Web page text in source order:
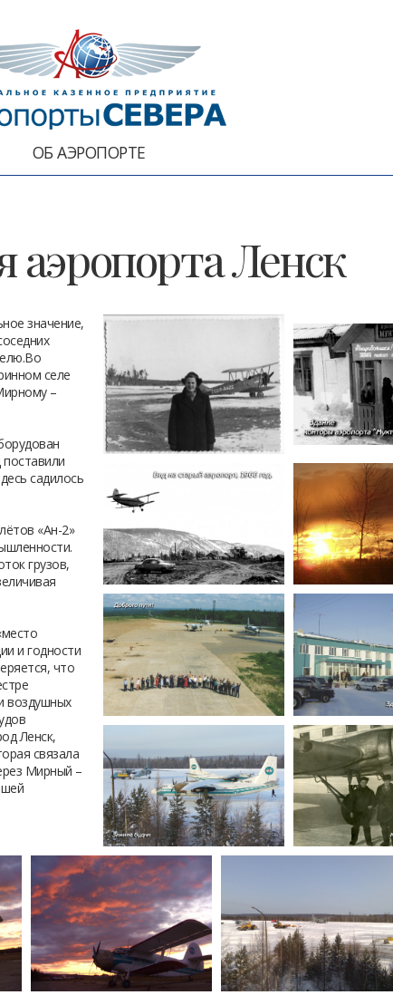
ОБ АЭРОПОРТЕ
аэропорта Ленск
значение,
селе
–
садилось
«Ан-2»
грузов,
и годности
что
воздушных
Ленск,
связала
Мирный –